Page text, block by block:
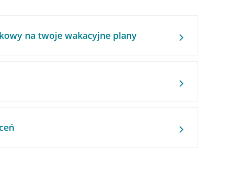
na twoje wakacyjne plany